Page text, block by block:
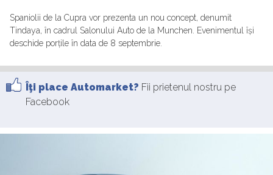
Spaniolii de la Cupra vor prezenta un nou concept, denumit
Tindaya, în cadrul Salonului Auto de la Munchen. Evenimentul își
deschide porțile în data de 8 septembrie.
Îţi place Automarket? Fii prietenul nostru pe
Facebook